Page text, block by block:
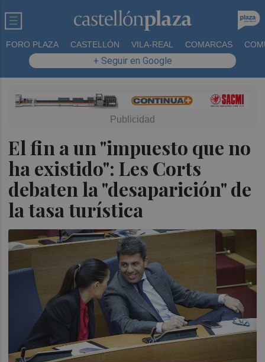
FORO PLAZA CASTELLÓN VILA-REAL COMARCAS
+ Seguir en Google
El fin a un "impuesto que no
ha existido": Les Corts
debaten la "desaparición" de
la tasa turística